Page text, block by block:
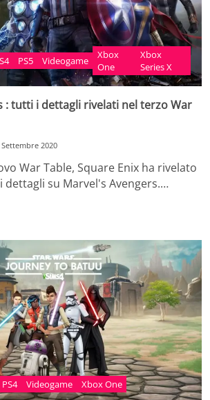
PS5 Videogame
Xbox
One
Xbox
Series X
: tutti i dettagli rivelati nel terzo War
Settembre 2020
War Table, Square Enix ha rivelato
dettagli su Marvel's Avengers.…
PS4 Videogame Xbox One